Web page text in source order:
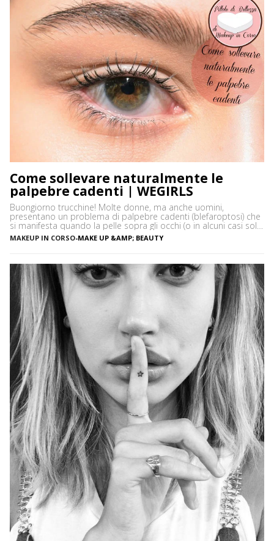
Come sollevare naturalmente le
palpebre cadenti | WEGIRLS
Buongiorno trucchine! Molte donne, ma anche uomini,
presentano un problema di palpebre cadenti (blefaroptosi) che
si manifesta quando la pelle sopra gli occhi (o in alcuni casi solo
uno) cede e scende a coprire una parte del bulbo. Questo
problema , spesso, non è solo puramente estetico, oltre che
MAKEUP IN CORSO-MAKE UP &AMP; BEAUTY